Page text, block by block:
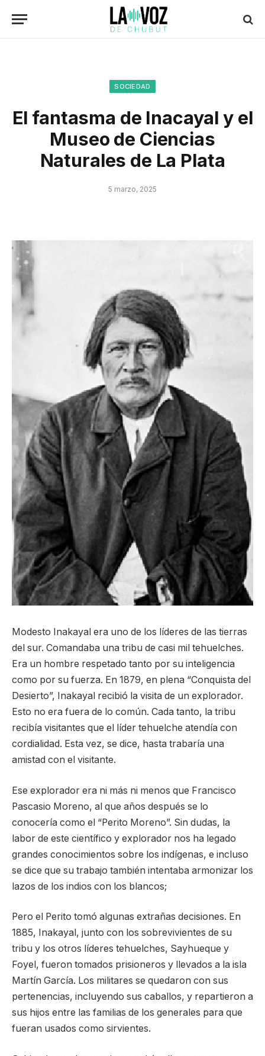
SOCIEDAD
El fantasma de Inacayal y el
Museo de Ciencias
Naturales de La Plata
5 marzo, 2025
Modesto Inakayal era uno de los líderes de las tierras
del sur. Comandaba una tribu de casi mil tehuelches.
Era un hombre respetado tanto por su inteligencia
como por su fuerza. En 1879, en plena “Conquista del
Desierto”, Inakayal recibió la visita de un explorador.
Esto no era fuera de lo común. Cada tanto, la tribu
recibía visitantes que el líder tehuelche atendía con
cordialidad. Esta vez, se dice, hasta trabaría una
amistad con el visitante.
Ese explorador era ni más ni menos que Francisco
Pascasio Moreno, al que años después se lo
conocería como el “Perito Moreno”. Sin dudas, la
labor de este científico y explorador nos ha legado
grandes conocimientos sobre los indígenas, e incluso
se dice que su trabajo también intentaba armonizar los
lazos de los indios con los blancos;
Pero el Perito tomó algunas extrañas decisiones. En
1885, Inakayal, junto con los sobrevivientes de su
tribu y los otros líderes tehuelches, Sayhueque y
Foyel, fueron tomados prisioneros y llevados a la isla
Martín García. Los militares se quedaron con sus
pertenencias, incluyendo sus caballos, y repartieron a
sus hijos entre las familias de los generales para que
fueran usados como sirvientes.